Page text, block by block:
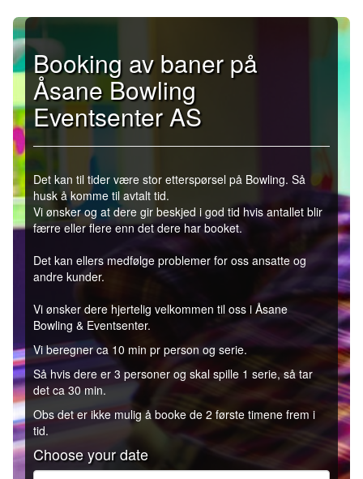
Booking av baner på
Åsane Bowling
Eventsenter AS
Det kan til tider være stor etterspørsel på Bowling. Så
husk å komme til avtalt tid.
Vi ønsker og at dere gir beskjed i god tid hvis antallet blir
færre eller flere enn det dere har booket.
Det kan ellers medfølge problemer for oss ansatte og
andre kunder.
Vi ønsker dere hjertelig velkommen til oss i Åsane
Bowling & Eventsenter.
Vi beregner ca 10 min pr person og serie.
Så hvis dere er 3 personer og skal spille 1 serie, så tar
det ca 30 min.
Obs det er ikke mulig å booke de 2 første timene frem i
tid.
Choose your date